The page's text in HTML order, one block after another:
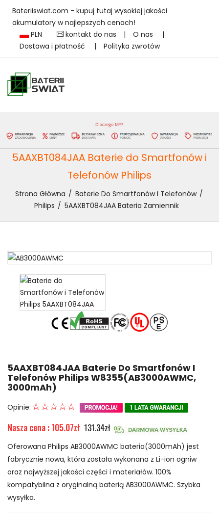
Bateriiswiat.com - kupuj tutaj wysokiej jakości
akumulatory w najlepszych cenach!
PLN
kontakt do nas | O nas
|
Dostawa i płatność
| Polityka zwrotów
5AAXBT084JAA Baterie do Smartfonów i
Telefonów Philips
Strona Główna
Baterie Do Smartfonów I Telefonów
Philips
5AAXBT084JAA Bateria Zamiennik
5AAXBT084JAA Baterie Do Smartfonów I
Telefonów Philips W8355(AB3000AWMC,
3000mAh)
Opinie:
Nasza cena : 105.07zł 131.34zł
Oferowana Philips AB3000AWMC bateria(3000mAh) jest
fabrycznie nowa, która została wykonana z Li-ion ogniw
oraz najwyższej jakości części i materiałów. 100%
kompatybilna z oryginalną baterią AB3000AWMC. Szybka
wysyłka.